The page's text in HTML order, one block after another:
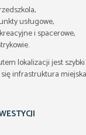
usługowe,
i spacerowe,
lokalizacji jest
infrastruktura